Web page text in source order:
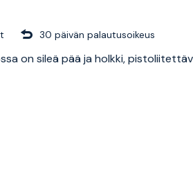
30 päivän palautusoikeus
on sileä pää ja holkki,